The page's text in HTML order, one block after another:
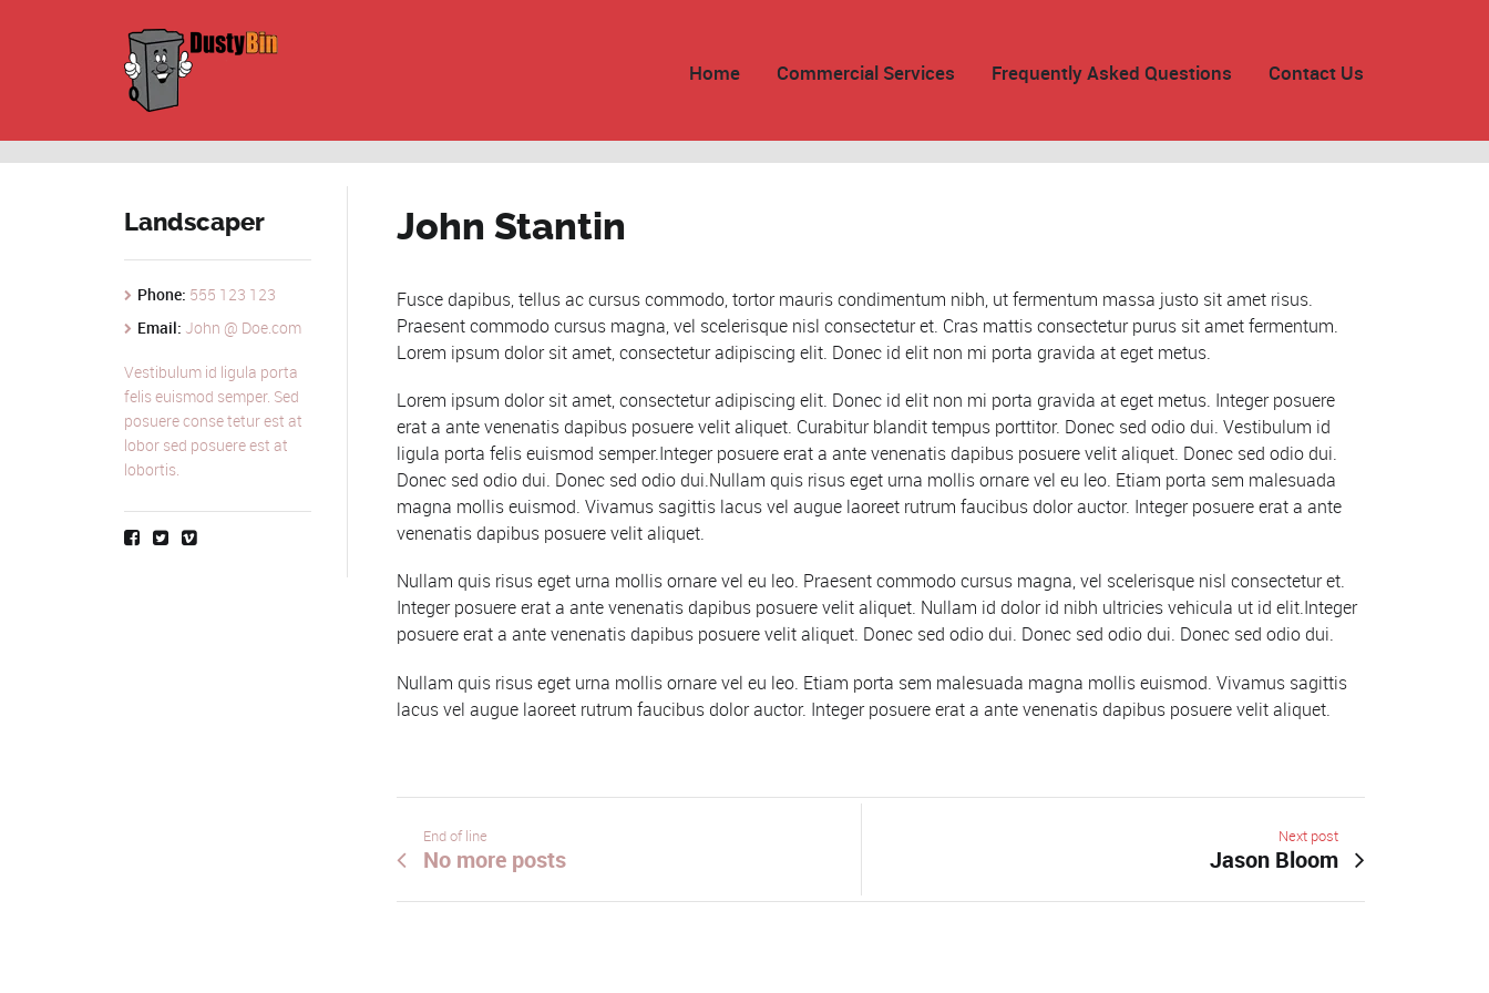
Home Commercial Services Frequently Asked Questions Contact Us
Landscaper
Phone: 555 123 123
Email: John @ Doe.com
Vestibulum id ligula porta
felis euismod semper. Sed
posuere conse tetur est at
lobor sed posuere est at
lobortis.
John Stantin
Fusce dapibus, tellus ac cursus commodo, tortor mauris condimentum nibh, ut fermentum massa justo sit amet risus.
Praesent commodo cursus magna, vel scelerisque nisl consectetur et. Cras mattis consectetur purus sit amet fermentum.
Lorem ipsum dolor sit amet, consectetur adipiscing elit. Donec id elit non mi porta gravida at eget metus.
Lorem ipsum dolor sit amet, consectetur adipiscing elit. Donec id elit non mi porta gravida at eget metus. Integer posuere
erat a ante venenatis dapibus posuere velit aliquet. Curabitur blandit tempus porttitor. Donec sed odio dui. Vestibulum id
ligula porta felis euismod semper.Integer posuere erat a ante venenatis dapibus posuere velit aliquet. Donec sed odio dui.
Donec sed odio dui. Donec sed odio dui.Nullam quis risus eget urna mollis ornare vel eu leo. Etiam porta sem malesuada
magna mollis euismod. Vivamus sagittis lacus vel augue laoreet rutrum faucibus dolor auctor. Integer posuere erat a ante
venenatis dapibus posuere velit aliquet.
Nullam quis risus eget urna mollis ornare vel eu leo. Praesent commodo cursus magna, vel scelerisque nisl consectetur et.
Integer posuere erat a ante venenatis dapibus posuere velit aliquet. Nullam id dolor id nibh ultricies vehicula ut id elit.Integer
posuere erat a ante venenatis dapibus posuere velit aliquet. Donec sed odio dui. Donec sed odio dui. Donec sed odio dui.
Nullam quis risus eget urna mollis ornare vel eu leo. Etiam porta sem malesuada magna mollis euismod. Vivamus sagittis
lacus vel augue laoreet rutrum faucibus dolor auctor. Integer posuere erat a ante venenatis dapibus posuere velit aliquet.
End of line
No more posts
Next post
Jason Bloom